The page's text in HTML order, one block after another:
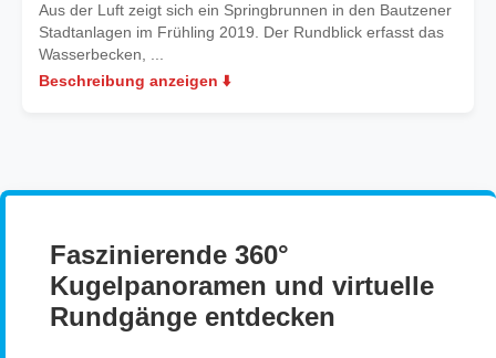
Aus der Luft zeigt sich ein Springbrunnen in den Bautzener
Stadtanlagen im Frühling 2019. Der Rundblick erfasst das
Wasserbecken, ...
Beschreibung anzeigen ⬇️
Faszinierende 360°
Kugelpanoramen und virtuelle
Rundgänge entdecken